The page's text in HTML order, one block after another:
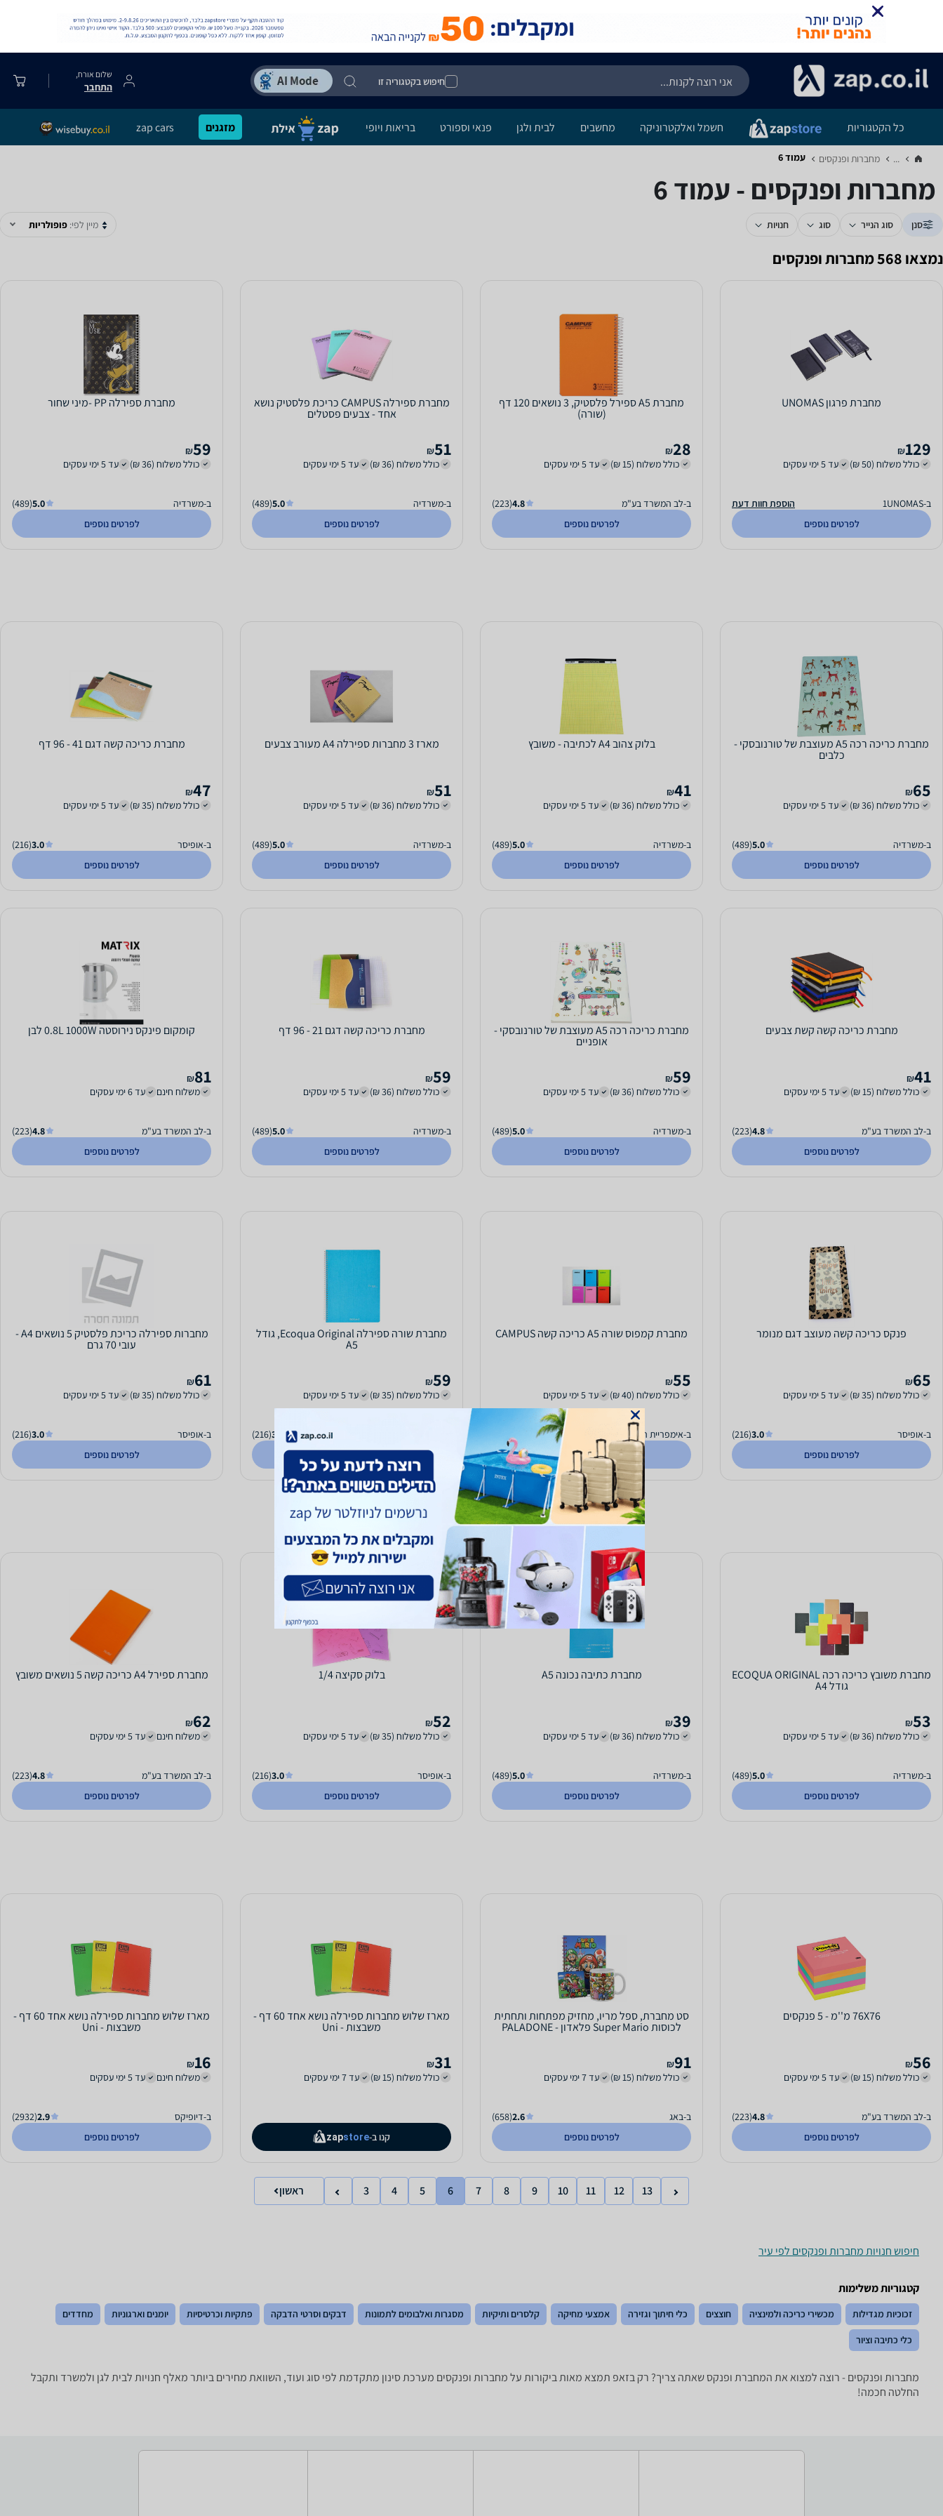
חיפוש בקטגוריה זו
שלום אורח,
התחבר
כל הקטגוריות חשמל ואלקטרוניקה מחשבים לבית ולגן פנאי וספורט בריאות ויופי מזגנים zap cars
... מחברות ופנקסים‏ עמוד 6
מחברות ופנקסים - עמוד 6
סנן סוג הנייר סוג חנויות מיין לפי: פופולריות
נמצאו 568 מחברות ופנקסים
מחברת פרגון UNOMAS
129
₪
כולל משלוח (50 ₪)
עד 5 ימי עסקים
ב-1UNOMAS
הוספת חוות דעת
לפרטים נוספים
מחברת A5 ספירל פלסטיק, 3 נושאים 120 דף
(שורה)
28
₪
כולל משלוח (15 ₪)
עד 5 ימי עסקים
ב-לב המשרד בע"מ 4.8
(223)
לפרטים נוספים
מחברת ספירלה CAMPUS כריכת פלסטיק נושא
אחד - צבעים פסטלים
51
₪
כולל משלוח (36 ₪)
עד 5 ימי עסקים
ב-משרדיה 5.0
(489)
לפרטים נוספים
מחברת ספירלה PP -מיני שחור
59
₪
כולל משלוח (36 ₪)
עד 5 ימי עסקים
ב-משרדיה 5.0
(489)
לפרטים נוספים
מחברת כריכה רכה A5 מעוצבת של טורנובסקי -
כלבים
65
₪
כולל משלוח (36 ₪)
עד 5 ימי עסקים
ב-משרדיה 5.0
(489)
לפרטים נוספים
בלוק צהוב A4 לכתיבה - משובץ
41
₪
כולל משלוח (36 ₪)
עד 5 ימי עסקים
ב-משרדיה 5.0
(489)
לפרטים נוספים
מארז 3 מחברות ספירלה A4 מעורב צבעים
51
₪
כולל משלוח (36 ₪)
עד 5 ימי עסקים
ב-משרדיה 5.0
(489)
לפרטים נוספים
מחברת כריכה קשה דגם 41 - 96 דף
47
₪
כולל משלוח (35 ₪)
עד 5 ימי עסקים
ב-אופיסר 3.0
(216)
לפרטים נוספים
מחברת כריכה קשה קשת צבעים
41
₪
כולל משלוח (15 ₪)
עד 5 ימי עסקים
ב-לב המשרד בע"מ 4.8
(223)
לפרטים נוספים
מחברת כריכה רכה A5 מעוצבת של טורנובסקי -
אופניים
59
₪
כולל משלוח (36 ₪)
עד 5 ימי עסקים
ב-משרדיה 5.0
(489)
לפרטים נוספים
מחברת כריכה קשה דגם 21 - 96 דף
59
₪
כולל משלוח (36 ₪)
עד 5 ימי עסקים
ב-משרדיה 5.0
(489)
לפרטים נוספים
קומקום פינקס נירוסטה 0.8L 1000W לבן
81
₪
משלוח חינם
עד 6 ימי עסקים
ב-לב המשרד בע"מ 4.8
(223)
לפרטים נוספים
פנקס כריכה קשה מעוצב דגם מנומר
65
₪
כולל משלוח (35 ₪)
עד 5 ימי עסקים
ב-אופיסר 3.0
(216)
לפרטים נוספים
מחברת קמפוס שורה A5 כריכה קשה CAMPUS
55
₪
כולל משלוח (40 ₪)
עד 5 ימי עסקים
ב-אימפריית הצעצועים
הוספת חוות דעת
לפרטים נוספים
מחברת שורה ספירלה Ecoqua Original, גודל
A5
59
₪
כולל משלוח (35 ₪)
עד 5 ימי עסקים
3.0
(216)
לפרטים נוספים
מחברות ספירלה כריכת פלסטיק 5 נושאים A4 -
עובי 70 גרם
61
₪
כולל משלוח (35 ₪)
עד 5 ימי עסקים
ב-אופיסר 3.0
(216)
לפרטים נוספים
מחברת משובץ כריכה רכה ECOQUA ORIGINAL
גודל A4
53
₪
כולל משלוח (36 ₪)
עד 5 ימי עסקים
ב-משרדיה 5.0
(489)
לפרטים נוספים
מחברת כתיבה נכונה A5
39
₪
כולל משלוח (36 ₪)
עד 5 ימי עסקים
ב-משרדיה 5.0
(489)
לפרטים נוספים
בלוק סקיצה 1/4
52
₪
כולל משלוח (35 ₪)
עד 5 ימי עסקים
ב-אופיסר 3.0
(216)
לפרטים נוספים
מחברת ספירל A4 כריכה קשה 5 נושאים משובץ
62
₪
משלוח חינם
עד 5 ימי עסקים
ב-לב המשרד בע"מ 4.8
(223)
לפרטים נוספים
76X76 מ''מ - 5 פנקסים
56
₪
כולל משלוח (15 ₪)
עד 5 ימי עסקים
ב-לב המשרד בע"מ 4.8
(223)
לפרטים נוספים
סט מחברת, ספל מריו, מחזיק מפתחות ותחתית
לכוסות Super Mario פלאדון - PALADONE
91
₪
כולל משלוח (15 ₪)
עד 7 ימי עסקים
ב-באג 2.6
(658)
לפרטים נוספים
מארז שלוש מחברות ספירלה נושא אחד 60 דף -
משבצות - Uni
31
₪
כולל משלוח (15 ₪)
עד 7 ימי עסקים
קנו ב- zapstore
מארז שלוש מחברות ספירלה נושא אחד 60 דף -
משבצות - Uni
16
₪
משלוח חינם
עד 5 ימי עסקים
ב-דיופיקס 2.9
(2932)
לפרטים נוספים
3 4 5 6 7 8 9 10 11 12 13 ראשון
חיפוש חנויות מחברות ופנקסים לפי עיר
קטגוריות משלימות
זכוכיות מגדילות מכשירי כריכה ולמינציה חוצצים כלי חיתוך וגזירה אמצעי מחיקה קלסרים ותיקיות מסגרות ואלבומים לתמונות דבקים וסרטי הדבקה פתקיות וכרטיסיות יומנים וארגוניות מחדדים
כלי כתיבה וציור
מחברות ופנקסים - רוצה למצוא את המחברת ופנקס שאתה צריך? רק בזאפ תמצא מאות ביקורות על מחברות ופנקסים מערכת סינון מתקדמת לפי סוג ועוד, השוואת מחירים ביותר מאלף חנויות לבית לגן ולמשרד ותקבל
החלטה חכמה!